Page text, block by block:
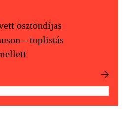
ösztöndíjas
– toplistás